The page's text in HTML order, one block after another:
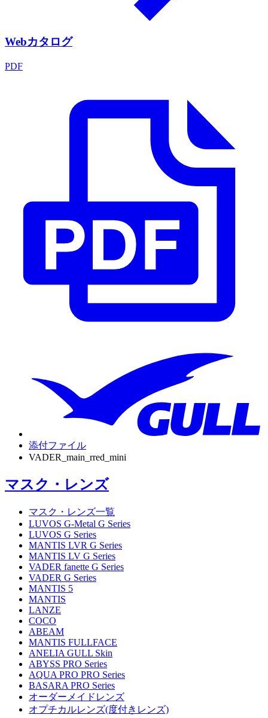
Webカタログ
PDF
添付ファイル
VADER_main_rred_mini
マスク・レンズ
マスク・レンズ一覧
LUVOS G-Metal G Series
LUVOS G Series
MANTIS LVR G Series
MANTIS LV G Series
VADER fanette G Series
VADER G Series
MANTIS 5
MANTIS
LANZE
COCO
ABEAM
MANTIS FULLFACE
ANELIA GULL Skin
ABYSS PRO Series
AQUA PRO PRO Series
BASARA PRO Series
オーダーメイドレンズ
オプチカルレンズ(度付きレンズ)